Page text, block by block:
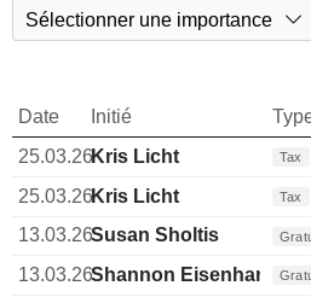
Sélectionner une importance
Date Initié
25.03.26Kris Licht Tax
25.03.26Kris Licht Tax
13.03.26Susan Sholtis
13.03.26Shannon Eisenhardt